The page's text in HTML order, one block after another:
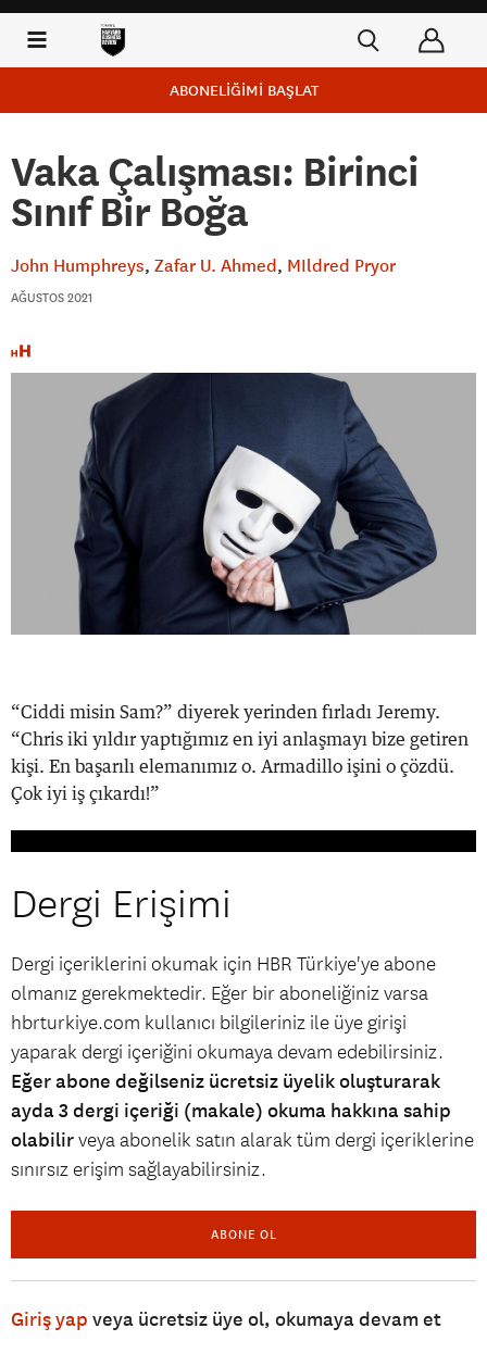
ABONELİĞİMİ BAŞLAT
Vaka Çalışması: Birinci
Sınıf Bir Boğa
John Humphreys Zafar U. Ahmed MIldred Pryor
AĞUSTOS 2021
“Ciddi misin Sam?” diyerek yerinden fırladı Jeremy.
“Chris iki yıldır yaptığımız en iyi anlaşmayı bize getiren
kişi. En başarılı elemanımız o. Armadillo işini o çözdü.
Çok iyi iş çıkardı!”
Dergi Erişimi
Dergi içeriklerini okumak için HBR Türkiye'ye abone
olmanız gerekmektedir. Eğer bir aboneliğiniz varsa
hbrturkiye.com kullanıcı bilgileriniz ile üye girişi
yaparak dergi içeriğini okumaya devam edebilirsiniz.
Eğer abone değilseniz ücretsiz üyelik oluşturarak
ayda 3 dergi içeriği (makale) okuma hakkına sahip
olabilirveya abonelik satın alarak tüm dergi içeriklerine
sınırsız erişim sağlayabilirsiniz.
ABONE OL
Giriş yap veya ücretsiz üye ol, okumaya devam et